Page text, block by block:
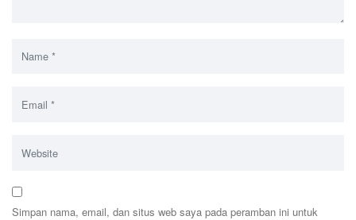
Simpan nama, email, dan situs web saya pada peramban ini untuk